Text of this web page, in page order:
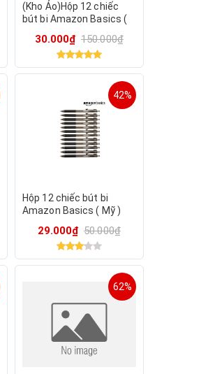
(Kho Ảo)Hộp 12 chiếc
bút bi Amazon Basics (
đen. Viết trơn & chữ đẹp.
30.000₫ 150.000₫
42%
Hộp 12 chiếc bút bi
Amazon Basics ( Mỹ )
Viết trơn & chữ đẹp
29.000₫ 50.000₫
62%